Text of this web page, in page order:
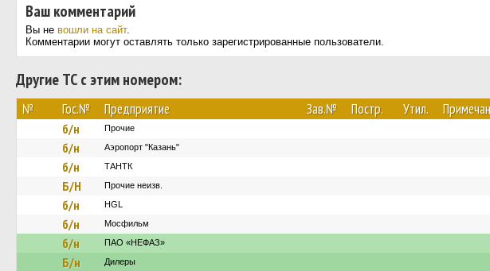
Ваш комментарий
Вы не вошли на сайт.
Комментарии могут оставлять только зарегистрированные пользователи.
Другие ТС с этим номером:
№ Гос.№ Предприятие Зав.№ Постр. Утил.
б/н Прочие
б/н Аэропорт "Казань"
б/н ТАНТК
Б/Н Прочие неизв.
б/н HGL
б/н Мосфильм
б/н ПАО «НЕФАЗ»
Б/н Дилеры